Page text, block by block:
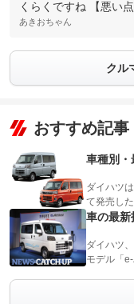
くらくですね 【悪い
あきおちゃん
クル
おすすめ記事
車種別・
ダイハツ
て発売し
車の最新
ダイハツ
モデル「